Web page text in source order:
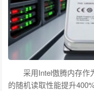
采用Intel傲腾内存作
的随机读取性能提升